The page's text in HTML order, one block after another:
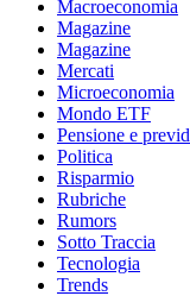
Macroeconomia
Magazine
Magazine
Mercati
Microeconomia
Mondo ETF
Pensione e
Politica
Risparmio
Rubriche
Rumors
Sotto Traccia
Tecnologia
Trends